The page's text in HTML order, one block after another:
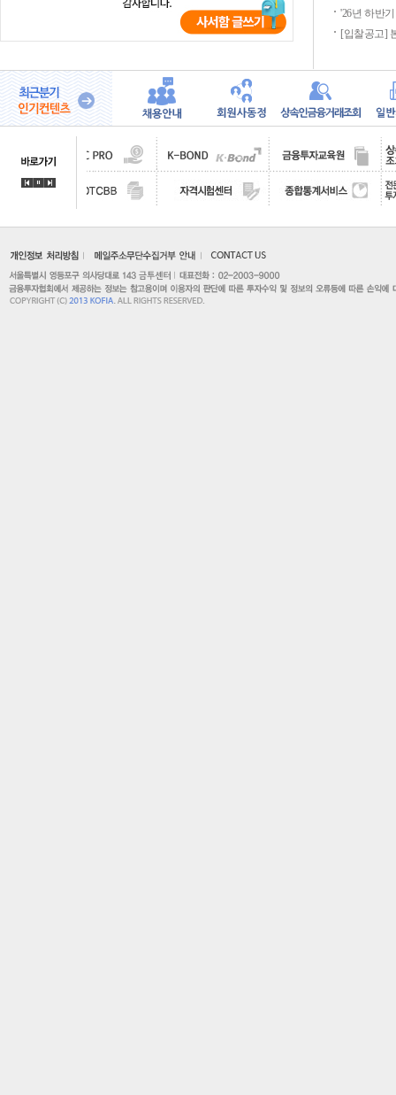
'26년 하반
[입찰공고]